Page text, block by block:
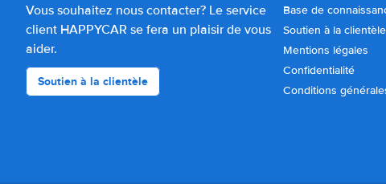
Vous souhaitez nous contacter? Le service
client HAPPYCAR se fera un plaisir de vous
aider.
Soutien à la clientèle
Base de
Soutien à la clientèle
Mentions légales
Confidentialité
Conditions